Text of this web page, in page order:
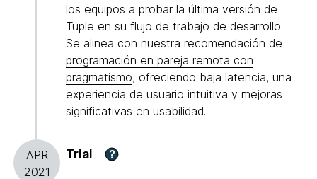
los equipos a probar la última versión de
Tuple en su flujo de trabajo de desarrollo.
Se alinea con nuestra recomendación de
programación en pareja remota con
pragmatismo, ofreciendo baja latencia, una
experiencia de usuario intuitiva y mejoras
significativas en usabilidad.
APR
2021
Trial ?